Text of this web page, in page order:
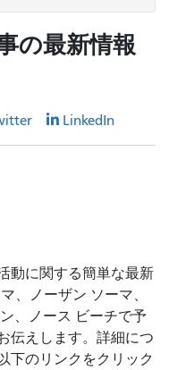
の最新情報
LinkedIn
動に関する簡単な最新
、ノーザン ソーマ、
、ノース ビーチで予
伝えします。詳細につ
下のリンクをクリック